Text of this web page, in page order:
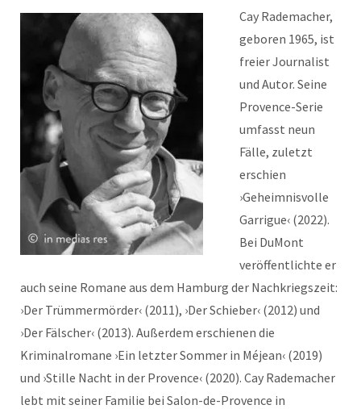
Cay Rademacher,
geboren 1965, ist
freier Journalist
und Autor. Seine
Provence-Serie
umfasst neun
Fälle, zuletzt
erschien
›Geheimnisvolle
Garrigue‹ (2022).
Bei DuMont
veröffentlichte er
auch seine Romane aus dem Hamburg der Nachkriegszeit:
›Der Trümmermörder‹ (2011), ›Der Schieber‹ (2012) und
›Der Fälscher‹ (2013). Außerdem erschienen die
Kriminalromane ›Ein letzter Sommer in Méjean‹ (2019)
und ›Stille Nacht in der Provence‹ (2020). Cay Rademacher
lebt mit seiner Familie bei Salon-de-Provence in